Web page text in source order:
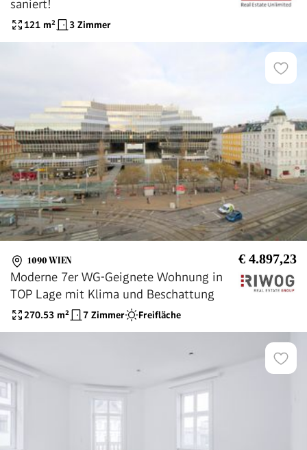
saniert!
121 m² 3 Zimmer
1090 WIEN € 4.897,23
Moderne 7er WG-Geignete Wohnung in
TOP Lage mit Klima und Beschattung
270.53 m² 7 Zimmer Freifläche